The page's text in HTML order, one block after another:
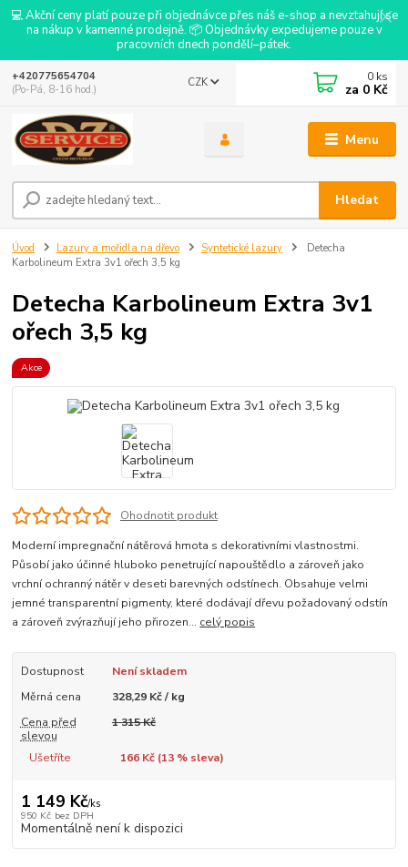
💻 Akční ceny platí pouze při objednávce přes náš e-shop a nevztahují se
na nákup v kamenné prodejně. 📦 Objednávky expedujeme pouze v
pracovních dnech pondělí–pátek.
Menu
CZK
Hledat
+420775654704
(Po-Pá, 8-16 hod.)
0 ks
za 0 Kč
Úvod Lazury a mořidla na dřevo Syntetické lazury
Detecha
Karbolineum Extra 3v1 ořech 3,5 kg
Detecha Karbolineum Extra 3v1
ořech 3,5 kg
Akce
Ohodnotit produkt
Moderní impregnační nátěrová hmota s dekorativními vlastnostmi.
Působí jako účinné hluboko penetrující napouštědlo a zároveň jako
vrchní ochranný nátěr v deseti barevných odstínech. Obsahuje velmi
jemné transparentní pigmenty, které dodávají dřevu požadovaný odstín
a zároveň zvýrazňují jeho přirozen... celý popis
Dostupnost
Není skladem
Měrná cena
328,29 Kč / kg
Cena před
slevou
1 315 Kč
Ušetříte 166 Kč (13% sleva)
1 149 Kč/ks
950 Kč bez DPH
Momentálně není k dispozici